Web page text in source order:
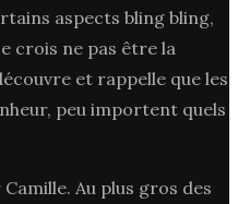
aspects bling bling,
crois ne pas être la
et rappelle que les
peu importent quels
Au plus gros des